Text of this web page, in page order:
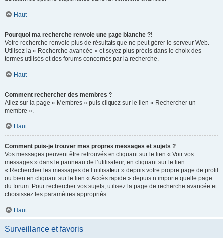
Haut
Pourquoi ma recherche renvoie une page blanche ?!
Votre recherche renvoie plus de résultats que ne peut gérer le serveur Web.
Utilisez la « Recherche avancée » et soyez plus précis dans le choix des
termes utilisés et des forums concernés par la recherche.
Haut
Comment rechercher des membres ?
Allez sur la page « Membres » puis cliquez sur le lien « Rechercher un
membre ».
Haut
Comment puis-je trouver mes propres messages et sujets ?
Vos messages peuvent être retrouvés en cliquant sur le lien « Voir vos
messages » dans le panneau de l’utilisateur, en cliquant sur le lien
« Rechercher les messages de l’utilisateur » depuis votre propre page de profil
ou bien en cliquant sur le lien « Accès rapide » depuis n’importe quelle page
du forum. Pour rechercher vos sujets, utilisez la page de recherche avancée et
choisissez les paramètres appropriés.
Haut
Surveillance et favoris